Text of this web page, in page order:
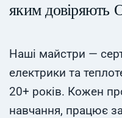
яким довіряють
Наші майстри —
електрики та
20+ років. Кожен
навчання, працює